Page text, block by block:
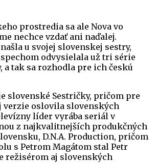
prostredia sa ale Nova vo
nechce vzdať ani naďalej.
u svojej slovenskej sestry,
odvysielala už tri série
a tak sa rozhodla pre ich českú
slovenské Sestričky, pričom pre
verzie oslovila slovenských
líder vyrába seriál v
z najkvalitnejších produkčných
D.N.A. Production, pričom
s Petrom Magátom stal Petr
režisérom aj slovenských